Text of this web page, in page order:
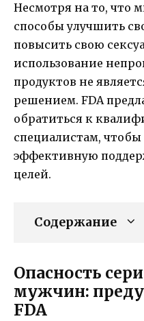
Несмотря на то, что
способы улучшить
повысить свою
использование
продуктов не
решением. FDA
обратиться к
специалистам,
эффективную
целей.
Содержание
Опасность
мужчин:
FDA